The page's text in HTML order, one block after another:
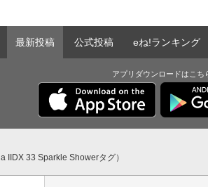
最新投稿 公式投稿 eね!ランキング
アプリダウンロードはこち
IIDX 33 Sparkle Showerタグ）